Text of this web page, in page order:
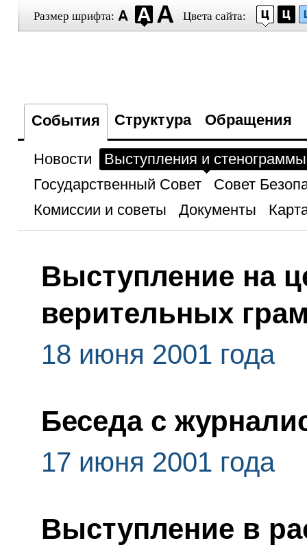
Размер шрифта: Цвета сайта:
События Структура Обращения
Новости
Выступления и стенограммы
Государственный Совет
Совет
Комиссии и советы
Документы
Выступление на
верительных
18 июня 2001 года
Беседа с
17 июня 2001 года
Выступление в